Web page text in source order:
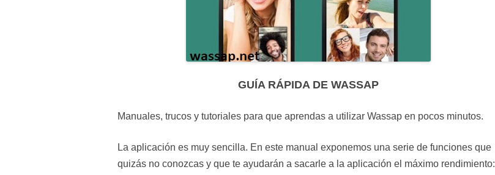
GUÍA RÁPIDA DE WASSAP
Manuales, trucos y tutoriales para que aprendas a utilizar Wassap en pocos minutos.
La aplicación es muy sencilla. En este manual exponemos una serie de funciones que
quizás no conozcas y que te ayudarán a sacarle a la aplicación el máximo rendimiento: